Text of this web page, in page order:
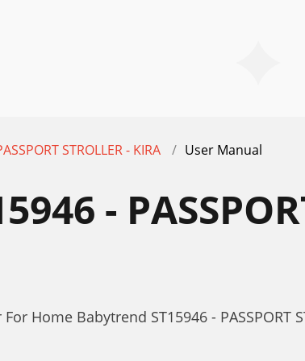
STROLLER - KIRA User Manual
-
Babytrend ST15946 - PASSPORT